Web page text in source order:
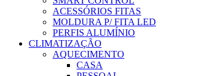
ACESSÓRIOS FITAS
MOLDURA P/ FITA LED
PERFIS ALUMÍNIO
CLIMATIZAÇÃO
AQUECIMENTO
CASA